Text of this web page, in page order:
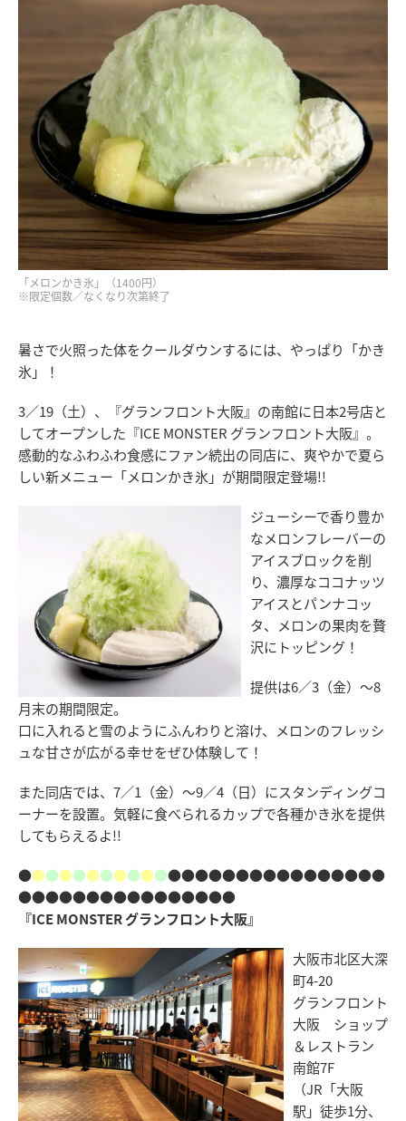
「メロンかき氷」（1400円）
※限定個数／なくなり次第終了
暑さで火照った体をクールダウンするには、やっぱり「かき
氷」！
3／19（土）、『グランフロント大阪』の南館に日本2号店と
してオープンした『ICE MONSTER グランフロント大阪』。
感動的なふわふわ食感にファン続出の同店に、爽やかで夏ら
しい新メニュー「メロンかき氷」が期間限定登場!!
ジューシーで香り豊か
なメロンフレーバーの
アイスブロックを削
り、濃厚なココナッツ
アイスとパンナコッ
タ、メロンの果肉を贅
沢にトッピング！
提供は6／3（金）～8
月末の期間限定。
口に入れると雪のようにふんわりと溶け、メロンのフレッシ
ュな甘さが広がる幸せをぜひ体験して！
また同店では、7／1（金）～9／4（日）にスタンディングコ
ーナーを設置。気軽に食べられるカップで各種かき氷を提供
してもらえるよ!!
●●●●●●●●●●●●●●●●●●●●●●●●●●●
●●●●●●●●●●●●●●●●
『ICE MONSTER グランフロント大阪』
大阪市北区大深
町4-20
グランフロント
大阪 ショップ
＆レストラン
南館7F
（JR「大阪
駅」徒歩1分、